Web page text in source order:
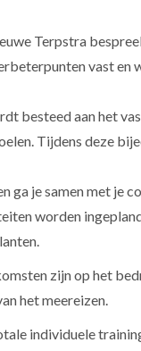
Terpstra
vast
besteed aan het
Tijdens deze
ga je samen met je
worden
zijn op het
het meereizen.
individuele